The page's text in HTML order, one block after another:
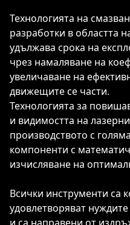
Технологията на
разработки в областта
удължава срока на
чрез намаляване на
увеличаване на
движещите се части.
Технологията за
и видимостта на
производството с
компоненти с
изчисляване на
Всички инструменти са
удовлетворяват